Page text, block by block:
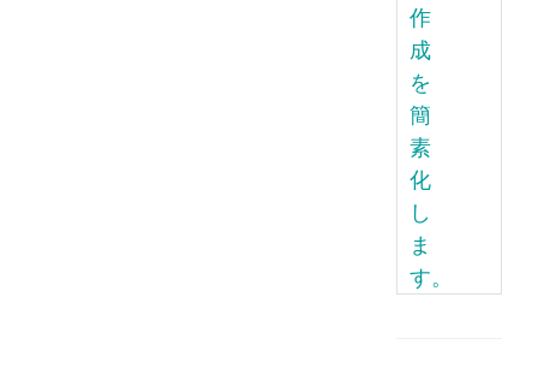
作
成
を
簡
素
化
し
ま
す。